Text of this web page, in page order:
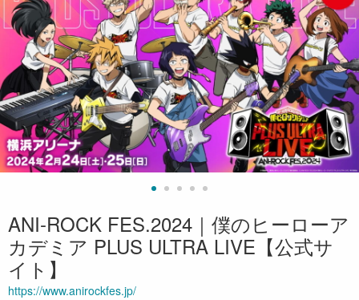
ANI-ROCK FES.2024｜僕のヒーローア
カデミア PLUS ULTRA LIVE【公式サ
イト】
https://www.anirockfes.jp/